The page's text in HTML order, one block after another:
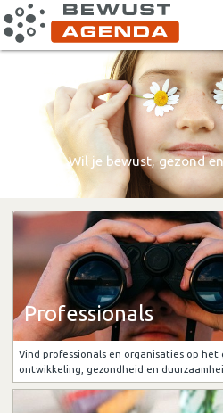
Wil je bewust, gezond
Professionals
Vind professionals en organisaties op het
ontwikkeling, gezondheid en